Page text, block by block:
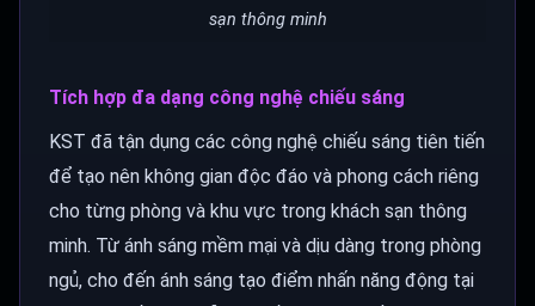
sạn thông minh
Tích hợp đa dạng công nghệ chiếu sáng
KST đã tận dụng các công nghệ chiếu sáng tiên tiến
để tạo nên không gian độc đáo và phong cách riêng
cho từng phòng và khu vực trong khách sạn thông
minh. Từ ánh sáng mềm mại và dịu dàng trong phòng
ngủ, cho đến ánh sáng tạo điểm nhấn năng động tại